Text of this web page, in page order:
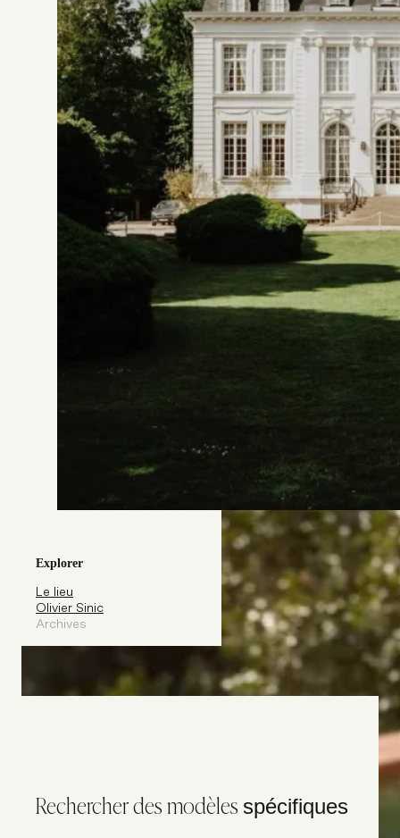
Explorer
Le lieu
Olivier Sinic
Archives
Rechercher des modèles spécifiques